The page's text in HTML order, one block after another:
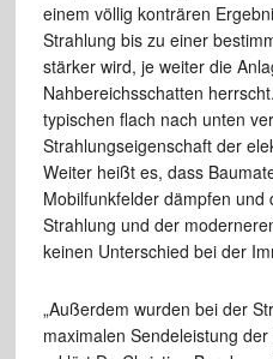
einem völlig konträren
Strahlung bis zu einer
stärker wird, je weiter die
Nahbereichsschatten
typischen flach nach unten
Strahlungseigenschaft der
Weiter heißt es, dass
Mobilfunkfelder dämpfen und
Strahlung und der
keinen Unterschied bei der
„Außerdem wurden bei der
maximalen Sendeleistung